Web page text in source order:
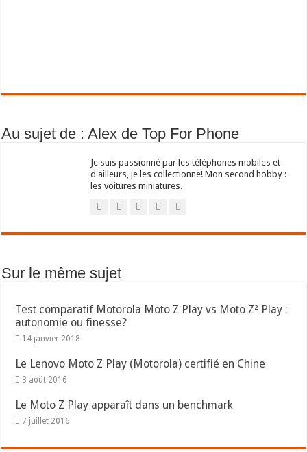
Au sujet de : Alex de Top For Phone
Je suis passionné par les téléphones mobiles et
d'ailleurs, je les collectionne! Mon second hobby :
les voitures miniatures.
Sur le même sujet
Test comparatif Motorola Moto Z Play vs Moto Z² Play :
autonomie ou finesse?
14 janvier 2018
Le Lenovo Moto Z Play (Motorola) certifié en Chine
3 août 2016
Le Moto Z Play apparaît dans un benchmark
7 juillet 2016